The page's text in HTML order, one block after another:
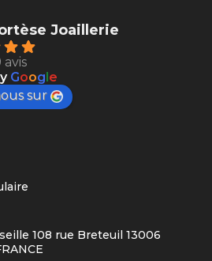
Joaillerie
avis
Goog e
sur
108 rue Breteuil 13006